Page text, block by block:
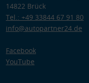
14822 Brück
Tel.: +49 33844 67 91 80
info@autopartner24.de
Facebook
YouTube